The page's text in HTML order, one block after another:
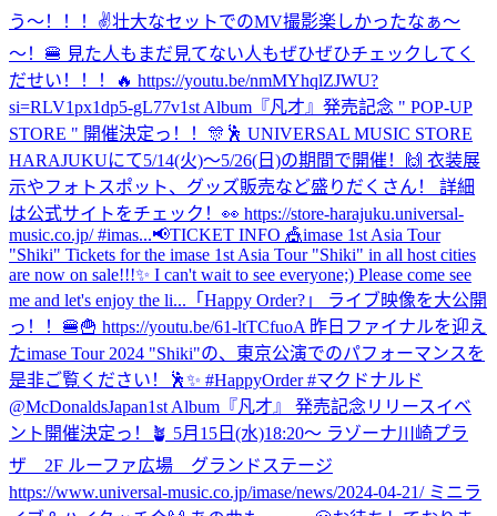
う〜！！！✌️壮大なセットでのMV撮影楽しかったなぁ〜
〜！🍔 見た人もまだ見てない人もぜひぜひチェックしてく
だせい！！！🔥 https://youtu.be/nmMYhqlZJWU?
si=RLV1px1dp5-gL77v1st Album『凡才』発売記念 " POP-UP
STORE " 開催決定っ！！🎊🕺 UNIVERSAL MUSIC STORE
HARAJUKUにて5/14(火)〜5/26(日)の期間で開催！🙌 衣装展
示やフォトスポット、グッズ販売など盛りだくさん！ 詳細
は公式サイトをチェック！👀 https://store-harajuku.universal-
music.co.jp/ #imas...📢TICKET INFO 🎪imase 1st Asia Tour
"Shiki" Tickets for the imase 1st Asia Tour "Shiki" in all host cities
are now on sale!!!✨ I can't wait to see everyone;) Please come see
me and let's enjoy the li... 「Happy Order?」 ライブ映像を大公開
っ！！🍔🍟 https://youtu.be/61-ltTCfuoA 昨日ファイナルを迎え
たimase Tour 2024 "Shiki"の、東京公演でのパフォーマンスを
是非ご覧ください！🕺✨ #HappyOrder #マクドナルド
@McDonaldsJapan1st Album『凡才』 発売記念リリースイベ
ント開催決定っ！🪴 5月15日(水)18:20〜 ラゾーナ川崎プラ
ザ 2F ルーファ広場 グランドステージ
https://www.universal-music.co.jp/imase/news/2024-04-21/ ミニラ